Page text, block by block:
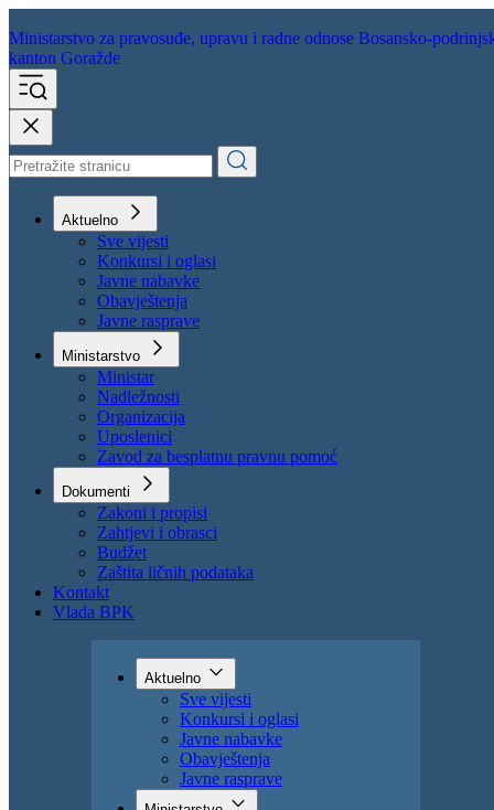
Ministarstvo za pravosuđe,
kanton Goražde
Aktuelno
Sve vijesti
Konkursi i oglasi
Javne nabavke
Obavještenja
Javne rasprave
Ministarstvo
Ministar
Nadležnosti
Organizacija
Uposlenici
Zavod za besplatnu pravnu pomoć
Dokumenti
Zakoni i propisi
Zahtjevi i obrasci
Budžet
Vlada BPK
Aktuelno
Sve vijesti
Konkursi i oglasi
Javne nabavke